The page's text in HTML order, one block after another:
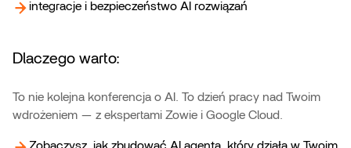
integracje i bezpieczeństwo AI rozwiązań
Dlaczego warto:
To nie kolejna konferencja o AI. To dzień pracy nad Twoim
wdrożeniem — z ekspertami Zowie i Google Cloud.